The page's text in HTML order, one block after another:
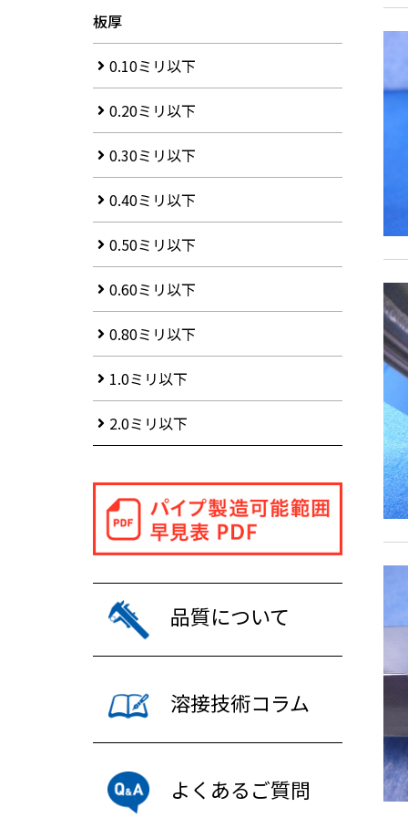
板厚
0.10ミリ以下
0.20ミリ以下
0.30ミリ以下
0.40ミリ以下
0.50ミリ以下
0.60ミリ以下
0.80ミリ以下
1.0ミリ以下
2.0ミリ以下
品質について
溶接技術コラム
よくあるご質問